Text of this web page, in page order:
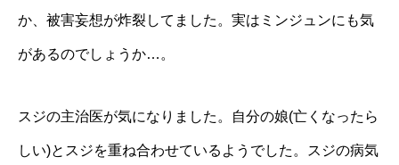
か、被害妄想が炸裂してました。実はミンジュンにも気
があるのでしょうか…。
スジの主治医が気になりました。自分の娘(亡くなったら
しい)とスジを重ね合わせているようでした。スジの病気